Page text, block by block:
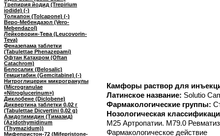
Трепирия йодид (Trepirium
iodide) (-)
Толкапон (Tolcapone) (-)
Веро-Мебендазол (Vero-
Mebendazol)
Лейковорин-Тева (Leucovorin-
Teva)
Феназепама таблетки
(Tabulettae Phenazepami)
Офтан Катахром (Oftan
Catachrom)
Белосалик (Belosalic)
Гемцитабин (Gemcitabine) (-)
Нитроглицерин микрогранулы
(Microgranulae
«Nitroglucerinum»)
Диклобене (Diclobene)
Диквертина таблетки 0,02 г
(Tabulettae Dicvertini 0,02 g)
Азидотимидин (Тимазид)
(Azidothymidinum
(Thymazidum))
Мифепристон-72 (Mifepristone-
Камфоры раствор для
Латинское название: Solutio
Фармакологические группы:
Нозологическая
M25 Артропатии. M79.0
Фармакологическое действие